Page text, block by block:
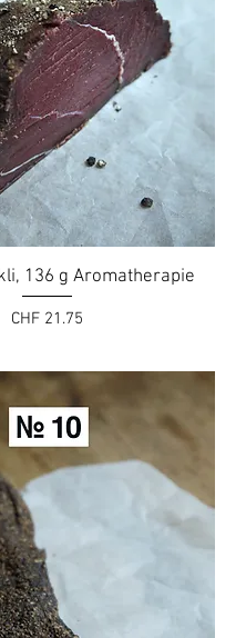
136 g Aromatherapie
Preis
CHF 21.75